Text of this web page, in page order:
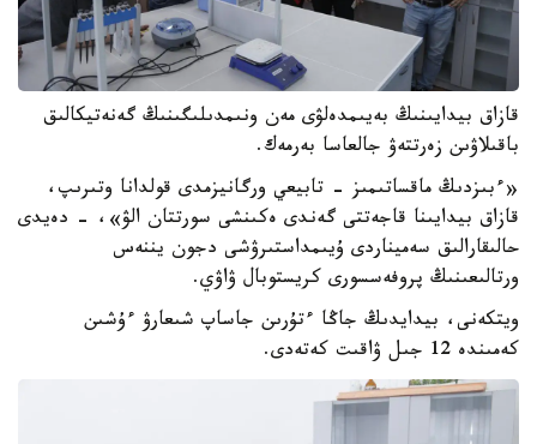
قازاق بيدايىنىڭ بەيىمدەلۋى مەن ونىمدىلىگىنىڭ گەنەتيكالىق
باقىلاۋىن زەرتتەۋ جالعاسا بەرمەك.
«ءبىزدىڭ ماقساتىمىز - تابيعي ورگانيزمدى قولدانا وتىرىپ،
قازاق بيدايىنا قاجەتتى گەندى ەكىنشى سورتتان الۋ»، - دەيدى
حالىقارالىق سەميناردى ۇيىمداستىرۋشى دجون يننەس
ورتالىعىنىڭ پروفەسسورى كريستوبال ۋاۋي.
ويتكەنى، بيدايدىڭ جاڭا ءتۇرىن جاساپ شىعارۋ ءۇشىن
كەمىندە 12 جىل ۋاقىت كەتەدى.